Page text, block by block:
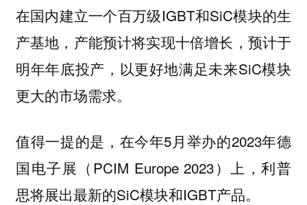
在国内建立一个百万级IGBT和SiC模块的生
产基地，产能预计将实现十倍增长，预计于
明年年底投产，以更好地满足未来SiC模块
更大的市场需求。
值得一提的是，在今年5月举办的2023年德
国电子展（PCIM Europe 2023）上，利普
思将展出最新的SiC模块和IGBT产品。